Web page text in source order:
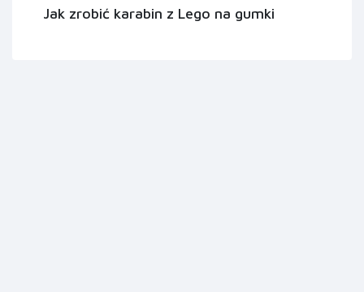
Jak zrobić karabin z Lego na gumki